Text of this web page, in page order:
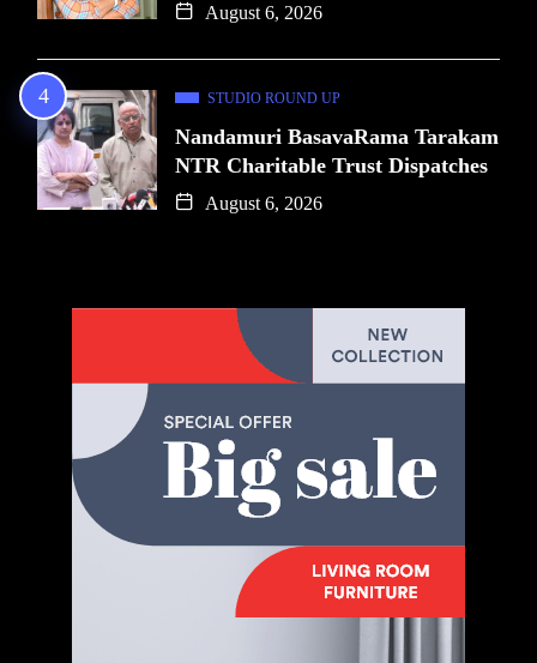
August 6, 2026
STUDIO ROUND UP
Nandamuri BasavaRama Tarakam
NTR Charitable Trust Dispatches
August 6, 2026